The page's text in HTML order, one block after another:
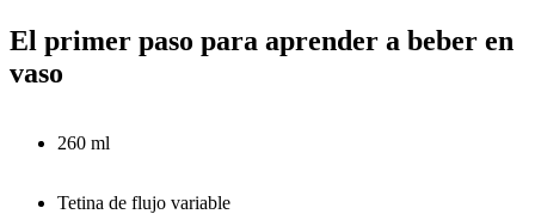
El primer paso para aprender a beber en
vaso
260 ml
Tetina de flujo variable